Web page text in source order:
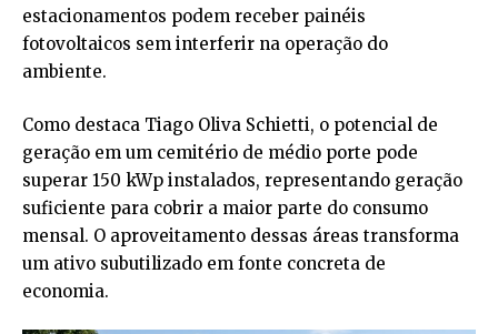
estacionamentos podem receber painéis
fotovoltaicos sem interferir na operação do
ambiente.
Como destaca Tiago Oliva Schietti, o potencial de
geração em um cemitério de médio porte pode
superar 150 kWp instalados, representando geração
suficiente para cobrir a maior parte do consumo
mensal. O aproveitamento dessas áreas transforma
um ativo subutilizado em fonte concreta de
economia.